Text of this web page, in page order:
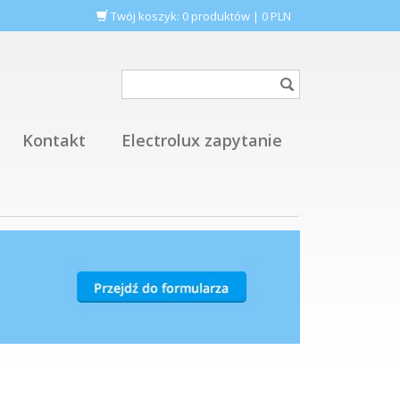
Twój koszyk: 0 produktów | 0 PLN
Kontakt Electrolux zapytanie